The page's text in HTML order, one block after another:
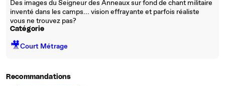
Des images du Seigneur des Anneaux sur fond de chant militaire
inventé dans les camps... vision effrayante et parfois réaliste
vous ne trouvez pas?
Catégorie
🎥Court Métrage
Recommandations